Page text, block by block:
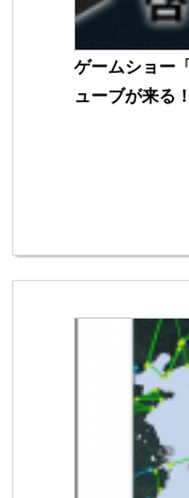
ゲームショー
ューブが来る！